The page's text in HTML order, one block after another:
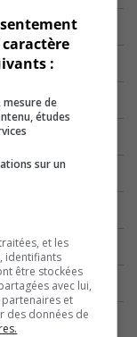
:
de
études
sur un
et les
identifiants
être stockées
avec lui,
et
des données de